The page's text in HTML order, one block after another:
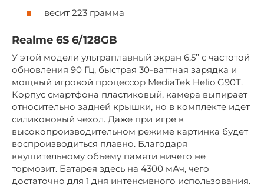
весит 223 грамма
Realme 6S 6/128GB
У этой модели ультраплавный экран 6,5’’ с частотой
обновления 90 Гц, быстрая 30-ваттная зарядка и
мощный игровой процессор MediaTek Helio G90T.
Корпус смартфона пластиковый, камера выпирает
относительно задней крышки, но в комплекте идет
силиконовый чехол. Даже при игре в
высокопроизводительном режиме картинка будет
воспроизводиться плавно. Благодаря
внушительному объему памяти ничего не
тормозит. Батарея здесь на 4300 мАч, чего
достаточно для 1 дня интенсивного использования.